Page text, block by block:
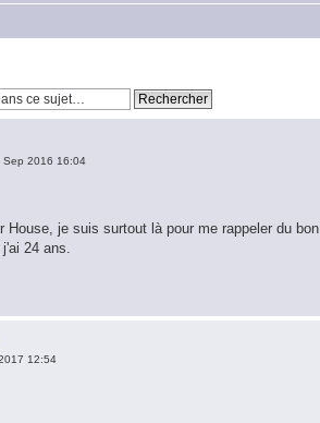
Sep 2016 16:04
House, je suis surtout là pour me rappeler du
24 ans.
12:54